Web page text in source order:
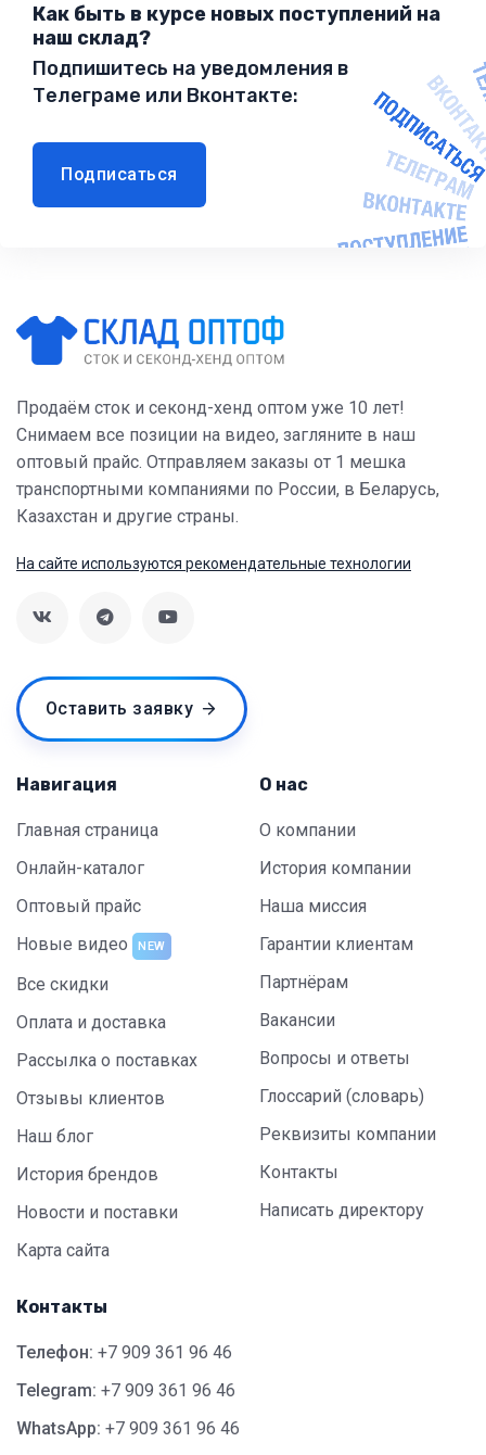
Как быть в курсе новых поступлений на
наш склад?
Подпишитесь на уведомления в
Телеграме или Вконтакте:
Подписаться
Продаём сток и секонд-хенд оптом уже 10 лет!
Снимаем все позиции на видео, загляните в наш
оптовый прайс. Отправляем заказы от 1 мешка
транспортными компаниями по России, в Беларусь,
Казахстан и другие страны.
На сайте используются рекомендательные технологии
Оставить заявку
Навигация
Главная страница
Онлайн-каталог
Оптовый прайс
Новые видео
NEW
Все скидки
Оплата и доставка
Рассылка о поставках
Отзывы клиентов
Наш блог
История брендов
Новости и поставки
Карта сайта
О нас
О компании
История компании
Наша миссия
Гарантии клиентам
Партнёрам
Вакансии
Вопросы и ответы
Глоссарий (словарь)
Реквизиты компании
Контакты
Написать директору
Контакты
Телефон: +7 909 361 96 46
Telegram: +7 909 361 96 46
WhatsApp: +7 909 361 96 46